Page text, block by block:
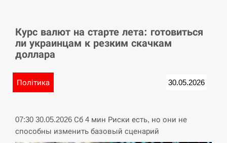
15:40
У Німеччині удар блискавки розділив навпіл
місто в Баварії
Пытки военнообязанного на Закарпатье:
СЕРПЕНЬ
Курс валют на старте лета: готовиться
ли украинцам к резким скачкам
доллара
Політика 30.05.2026
07:30 30.05.2026 Сб 4 мин Риски есть, но они не
способны изменить базовый сценарий